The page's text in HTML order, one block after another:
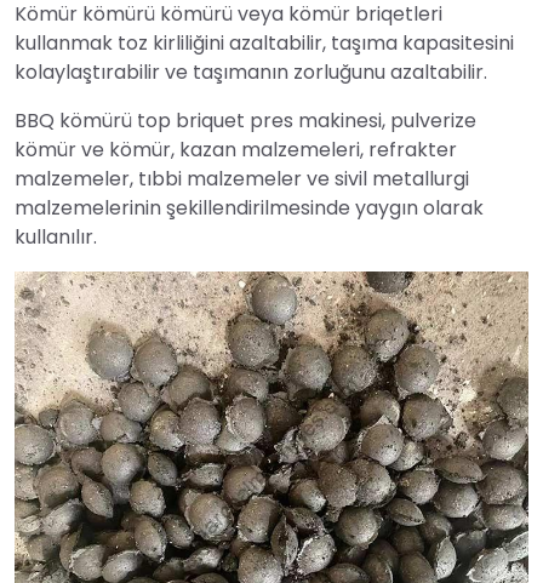
Kömür kömürü kömürü veya kömür briqetleri
kullanmak toz kirliliğini azaltabilir, taşıma kapasitesini
kolaylaştırabilir ve taşımanın zorluğunu azaltabilir.
BBQ kömürü top briquet pres makinesi, pulverize
kömür ve kömür, kazan malzemeleri, refrakter
malzemeler, tıbbi malzemeler ve sivil metallurgi
malzemelerinin şekillendirilmesinde yaygın olarak
kullanılır.